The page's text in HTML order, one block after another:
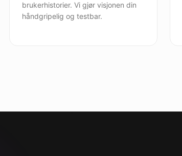
brukerhistorier. Vi gjør visjonen din
håndgripelig og testbar.